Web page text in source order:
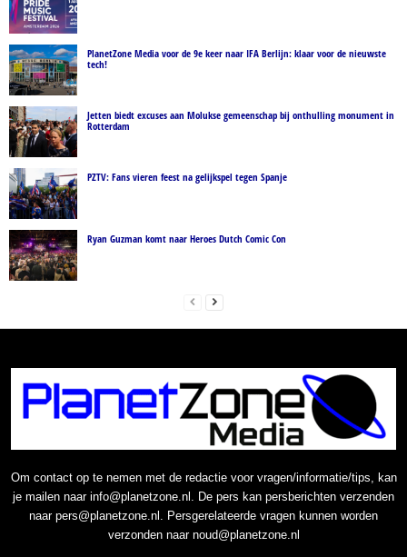
PlanetZone Media voor de 9e keer naar IFA Berlijn: klaar voor de nieuwste
tech!
Jetten biedt excuses aan Molukse gemeenschap bij onthulling monument in
Rotterdam
PZTV: Fans vieren feest na gelijkspel tegen Spanje
Ryan Guzman komt naar Heroes Dutch Comic Con
Om contact op te nemen met de redactie voor vragen/informatie/tips, kan
je mailen naar info@planetzone.nl. De pers kan persberichten verzenden
naar pers@planetzone.nl. Persgerelateerde vragen kunnen worden
verzonden naar noud@planetzone.nl